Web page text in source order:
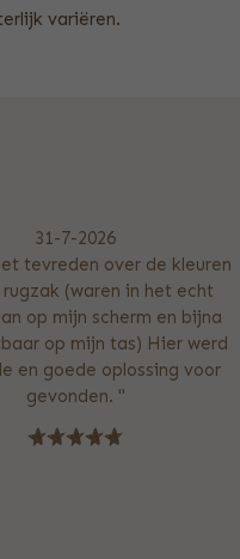
variëren.
31-7-2026
tevreden over de kleuren
(waren in het echt
op mijn scherm en bijna
op mijn tas) Hier werd
en goede oplossing voor
gevonden. "